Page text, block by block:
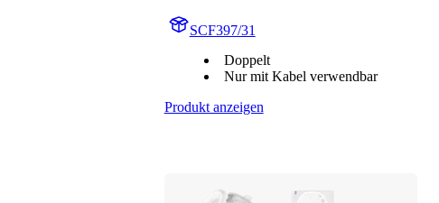
SCF397/31
Doppelt
Nur mit Kabel verwendbar
Produkt anzeigen